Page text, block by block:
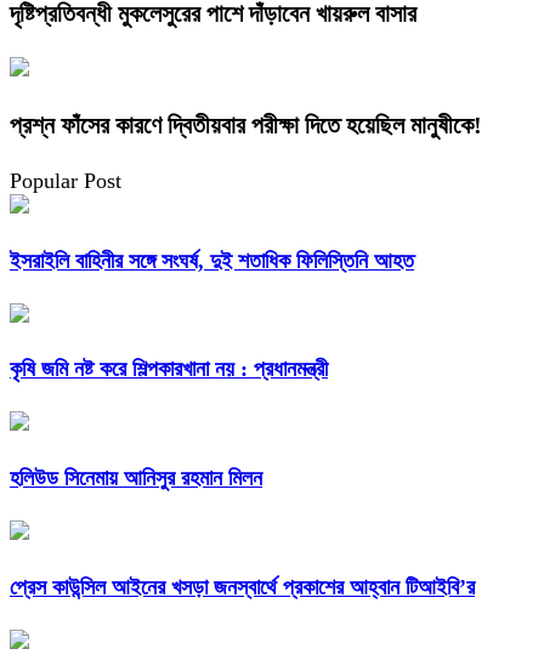
দৃষ্টিপ্রতিবন্ধী মুকলেসুরের পাশে দাঁড়াবেন খায়রুল বাসার
প্রশ্ন ফাঁসের কারণে দ্বিতীয়বার পরীক্ষা দিতে হয়েছিল মানুষীকে!
Popular Post
ইসরাইলি বাহিনীর সঙ্গে সংঘর্ষ, দুই শতাধিক ফিলিস্তিনি আহত
কৃষি জমি নষ্ট করে শিল্পকারখানা নয় : প্রধানমন্ত্রী
হলিউড সিনেমায় আনিসুর রহমান মিলন
প্রেস কাউন্সিল আইনের খসড়া জনস্বার্থে প্রকাশের আহ্বান টিআইবি’র